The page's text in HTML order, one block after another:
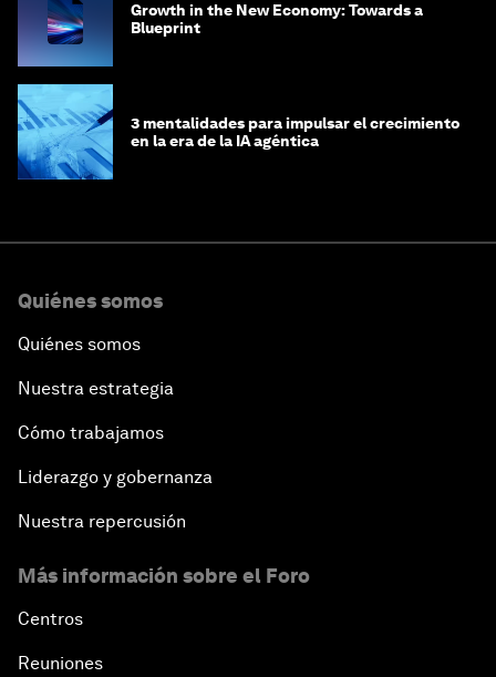
Growth in the New Economy: Towards a
Blueprint
3 mentalidades para impulsar el crecimiento
en la era de la IA agéntica
Quiénes somos
Quiénes somos
Nuestra estrategia
Cómo trabajamos
Liderazgo y gobernanza
Nuestra repercusión
Más información sobre el Foro
Centros
Reuniones